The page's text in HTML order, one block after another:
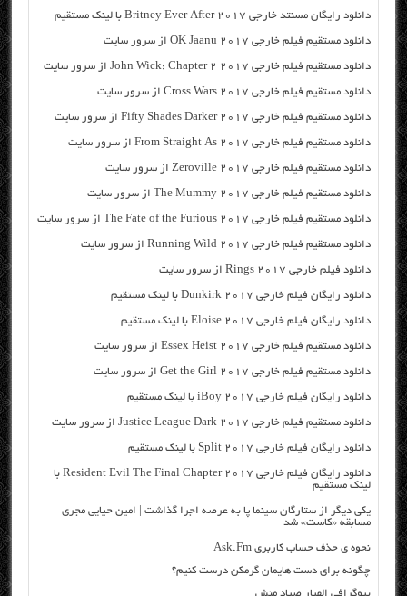
دانلود رایگان مسنتد خارجی Britney Ever After 2017 با لینک مستقیم
دانلود مستقیم فیلم خارجی OK Jaanu 2017 از سرور سایت
دانلود مستقیم فیلم خارجی John Wick: Chapter 2 2017 از سرور سایت
دانلود مستقیم فیلم خارجی Cross Wars 2017 از سرور سایت
دانلود مستقیم فیلم خارجی Fifty Shades Darker 2017 از سرور سایت
دانلود مستقیم فیلم خارجی From Straight As 2017 از سرور سایت
دانلود مستقیم فیلم خارجی Zeroville 2017 از سرور سایت
دانلود مستقیم فیلم خارجی The Mummy 2017 از سرور سایت
دانلود مستقیم فیلم خارجی The Fate of the Furious 2017 از سرور سایت
دانلود مستقیم فیلم خارجی Running Wild 2017 از سرور سایت
دانلود فیلم خارجی Rings 2017 از سرور سایت
دانلود رایگان فیلم خارجی Dunkirk 2017 با لینک مستقیم
دانلود رایگان فیلم خارجی Eloise 2017 با لینک مستقیم
دانلود مستقیم فیلم خارجی Essex Heist 2017 از سرور سایت
دانلود مستقیم فیلم خارجی Get the Girl 2017 از سرور سایت
دانلود رایگان فیلم خارجی iBoy 2017 با لینک مستقیم
دانلود مستقیم فیلم خارجی Justice League Dark 2017 از سرور سایت
دانلود رایگان فیلم خارجی Split 2017 با لینک مستقیم
دانلود رایگان فیلم خارجی Resident Evil The Final Chapter 2017 با
لینک مستقیم
یکی دیگر از ستارگان سینما پا به عرصه اجرا گذاشت | امین حیایی مجری
مسابقه «کاست» شد
نحوه ی حذف حساب کاربری Ask.Fm
چگونه برای دست هایمان گرمکن درست کنیم؟